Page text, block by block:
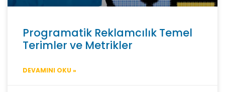
Programatik Reklamcılık Temel
Terimler ve Metrikler
DEVAMINI OKU »